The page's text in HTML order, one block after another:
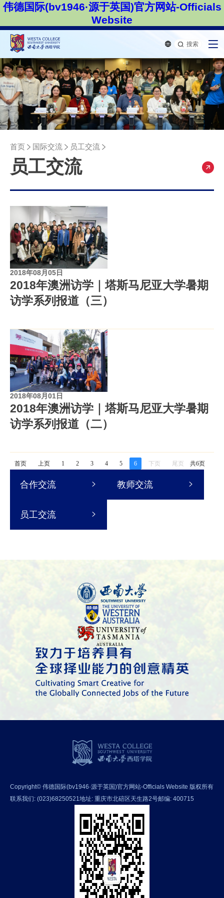
伟德国际(bv1946·源于英国)官方网站-Officials
Website
搜索
首页 国际交流 员工交流
员工交流
合作交流 教师交流
员工交流
2018年08月05日
2018年澳洲访学｜塔斯马尼亚大学暑期
访学系列报道（三）
2018年08月01日
2018年澳洲访学｜塔斯马尼亚大学暑期
访学系列报道（二）
首页 上页 1 2 3 4 5 6 下页 尾页 共6页
Copyright© 伟德国际(bv1946·源于英国)官方网站-Officials Website 版权所有
联系我们: (023)68250521地址: 重庆市北碚区天生路2号邮编: 400715